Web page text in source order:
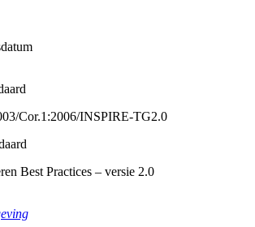
Cor.1:2006/INSPIRE-TG2.0
Best Practices – versie 2.0